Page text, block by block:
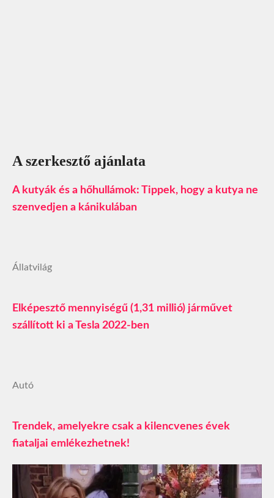
A szerkesztő ajánlata
A kutyák és a hőhullámok: Tippek, hogy a kutya ne
szenvedjen a kánikulában
Állatvilág
Elképesztő mennyiségű (1,31 millió) járművet
szállított ki a Tesla 2022-ben
Autó
Trendek, amelyekre csak a kilencvenes évek
fiataljai emlékezhetnek!